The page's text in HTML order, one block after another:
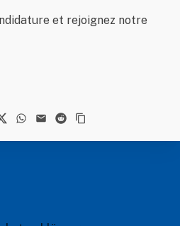
et rejoignez notre
WhatsApp
MailReddit